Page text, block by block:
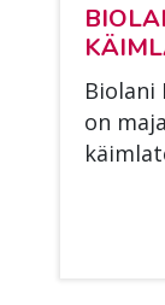
Bio­la­ni
on